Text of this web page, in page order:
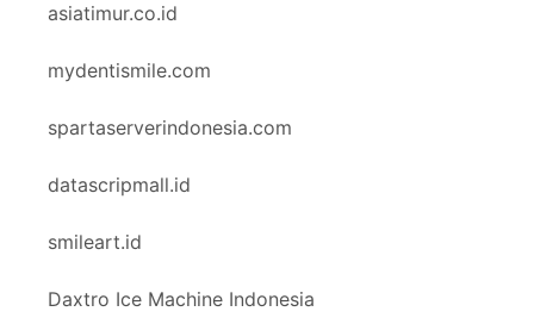
asiatimur.co.id
mydentismile.com
spartaserverindonesia.com
datascripmall.id
smileart.id
Daxtro Ice Machine Indonesia